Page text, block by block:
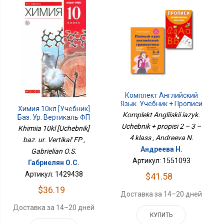
Химия 10кл [Учебник]
Баз. Ур. Вертикаль ФП
Khimiia 10kl [Uchebnik]
baz. ur. Vertikal' FP ,
Gabrielian O.S.
Габриелян О.С.
Артикул: 1429438
$36.19
Доставка за 14–20 дней
Комплект Английский
Язык. Учебник + Прописи
2 – 3 – 4 Класс
Komplekt Angliiskii iazyk.
Uchebnik + propisi 2 – 3 –
4 klass , Andreeva N.
Андреева Н.
Артикул: 1551093
$41.58
Доставка за 14–20 дней
КУПИТЬ